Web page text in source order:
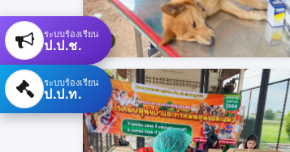
#1
ระบบร้องเรียน
ป.ป.ช.
ระบบร้องเรียน
ป.ป.ท.